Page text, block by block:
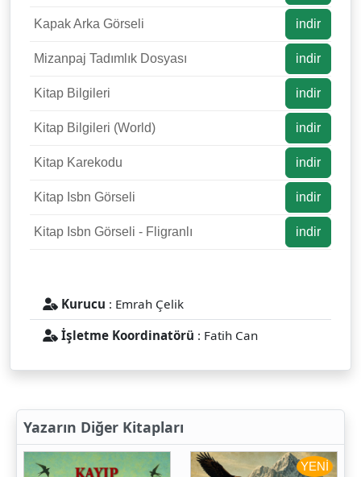
Kapak Arka Görseli indir
Mizanpaj Tadımlık Dosyası indir
Kitap Bilgileri indir
Kitap Bilgileri (World) indir
Kitap Karekodu indir
Kitap Isbn Görseli indir
Kitap Isbn Görseli - Fligranlı indir
Kurucu : Emrah Çelik
İşletme Koordinatörü : Fatih Can
Yazarın Diğer Kitapları
YENİ